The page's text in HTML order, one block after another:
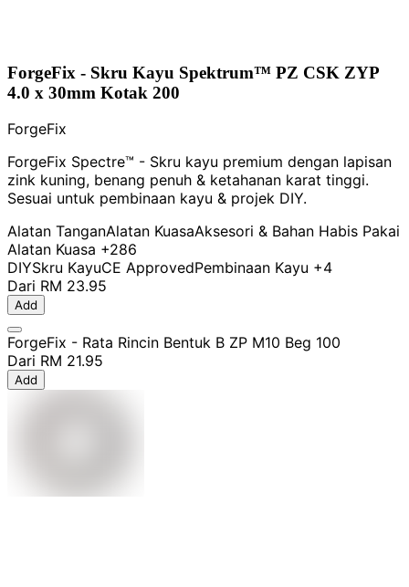
ForgeFix - Skru Kayu Spektrum™ PZ CSK ZYP
4.0 x 30mm Kotak 200
ForgeFix
ForgeFix Spectre™ - Skru kayu premium dengan lapisan
zink kuning, benang penuh & ketahanan karat tinggi.
Sesuai untuk pembinaan kayu & projek DIY.
Alatan TanganAlatan KuasaAksesori & Bahan Habis Pakai
Alatan Kuasa +286
DIYSkru KayuCE ApprovedPembinaan Kayu +4
Dari RM 23.95
Add
ForgeFix - Rata Rincin Bentuk B ZP M10 Beg 100
Dari RM 21.95
Add